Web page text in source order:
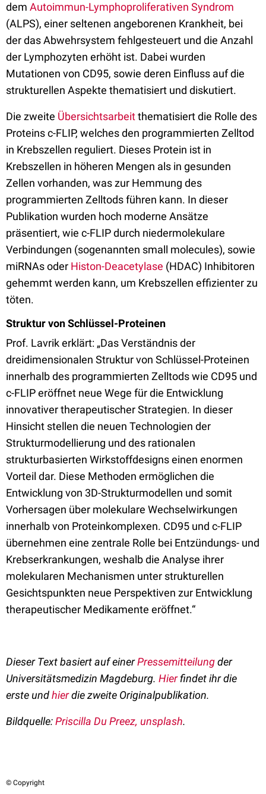
dem Autoimmun-Lymphoproliferativen Syndrom
(ALPS), einer seltenen angeborenen Krankheit, bei
der das Abwehrsystem fehlgesteuert und die Anzahl
der Lymphozyten erhöht ist. Dabei wurden
Mutationen von CD95, sowie deren Einfluss auf die
strukturellen Aspekte thematisiert und diskutiert.
Die zweite Übersichtsarbeitthematisiert die Rolle des
Proteins c-FLIP, welches den programmierten Zelltod
in Krebszellen reguliert. Dieses Protein ist in
Krebszellen in höheren Mengen als in gesunden
Zellen vorhanden, was zur Hemmung des
programmierten Zelltods führen kann. In dieser
Publikation wurden hoch moderne Ansätze
präsentiert, wie c-FLIP durch niedermolekulare
Verbindungen (sogenannten small molecules), sowie
miRNAs oder Histon-Deacetylase (HDAC) Inhibitoren
gehemmt werden kann, um Krebszellen effizienter zu
töten.
Struktur von Schlüssel-Proteinen
Prof. Lavrik erklärt: „Das Verständnis der
dreidimensionalen Struktur von Schlüssel-Proteinen
innerhalb des programmierten Zelltods wie CD95 und
c-FLIP eröffnet neue Wege für die Entwicklung
innovativer therapeutischer Strategien. In dieser
Hinsicht stellen die neuen Technologien der
Strukturmodellierung und des rationalen
strukturbasierten Wirkstoffdesigns einen enormen
Vorteil dar. Diese Methoden ermöglichen die
Entwicklung von 3D-Strukturmodellen und somit
Vorhersagen über molekulare Wechselwirkungen
innerhalb von Proteinkomplexen. CD95 und c-FLIP
übernehmen eine zentrale Rolle bei Entzündungs- und
Krebserkrankungen, weshalb die Analyse ihrer
molekularen Mechanismen unter strukturellen
Gesichtspunkten neue Perspektiven zur Entwicklung
therapeutischer Medikamente eröffnet.“
Dieser Text basiert auf einerPressemitteilungder
Universitätsmedizin Magdeburg. Hierfindet ihr die
erste undhierdie zweite Originalpublikation.
Bildquelle:Priscilla Du Preez, unsplash.
© Copyright